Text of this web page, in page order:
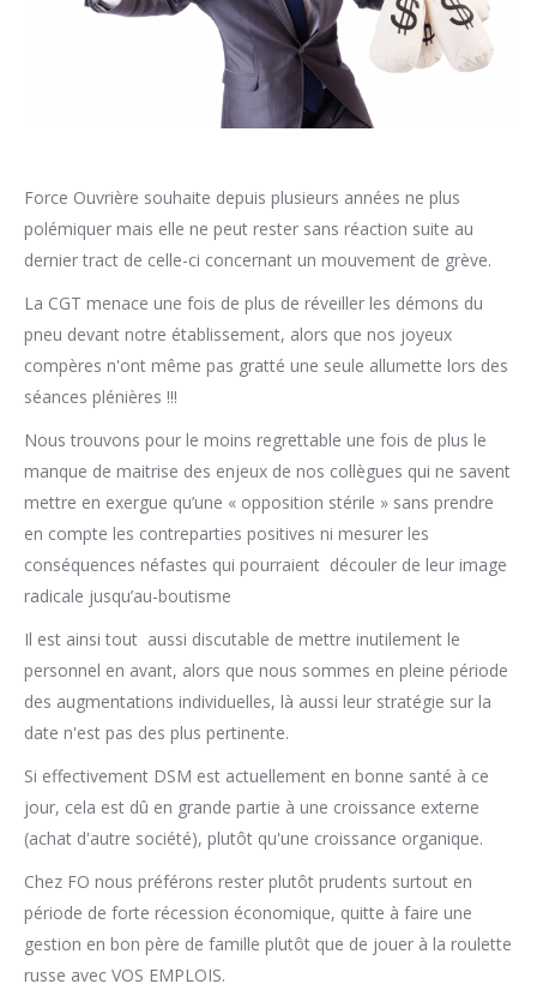
Force Ouvrière souhaite depuis plusieurs années ne plus
polémiquer mais elle ne peut rester sans réaction suite au
dernier tract de celle-ci concernant un mouvement de grève.
La CGT menace une fois de plus de réveiller les démons du
pneu devant notre établissement, alors que nos joyeux
compères n'ont même pas gratté une seule allumette lors des
séances plénières !!!
Nous trouvons pour le moins regrettable une fois de plus le
manque de maitrise des enjeux de nos collègues qui ne savent
mettre en exergue qu’une « opposition stérile » sans prendre
en compte les contreparties positives ni mesurer les
conséquences néfastes qui pourraient découler de leur image
radicale jusqu’au-boutisme
Il est ainsi tout aussi discutable de mettre inutilement le
personnel en avant, alors que nous sommes en pleine période
des augmentations individuelles, là aussi leur stratégie sur la
date n'est pas des plus pertinente.
Si effectivement DSM est actuellement en bonne santé à ce
jour, cela est dû en grande partie à une croissance externe
(achat d'autre société), plutôt qu'une croissance organique.
Chez FO nous préférons rester plutôt prudents surtout en
période de forte récession économique, quitte à faire une
gestion en bon père de famille plutôt que de jouer à la roulette
russe avec VOS EMPLOIS.